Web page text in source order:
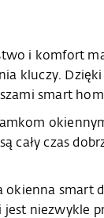
i komfort
kluczy.
smart
czas
smart
jest niezwykle